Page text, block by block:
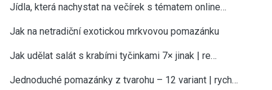
Jídla, která nachystat na večírek s tématem online…
Jak na netradiční exotickou mrkvovou pomazánku
Jak udělat salát s krabími tyčinkami 7× jinak | re…
Jednoduché pomazánky z tvarohu – 12 variant | rych…